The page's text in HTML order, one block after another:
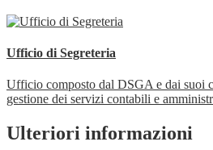
Ufficio di Segreteria
Ufficio composto dal DSGA e dai suoi
gestione dei servizi contabili e
Ulteriori informazioni